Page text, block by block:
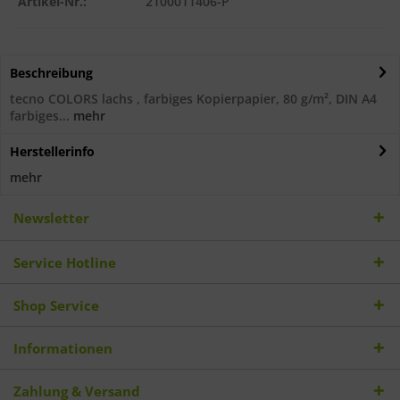
Beschreibung
tecno COLORS lachs , farbiges Kopierpapier, 80 g/m², DIN A4
farbiges... mehr
Herstellerinfo
mehr
Newsletter
Service Hotline
Shop Service
Informationen
Zahlung & Versand